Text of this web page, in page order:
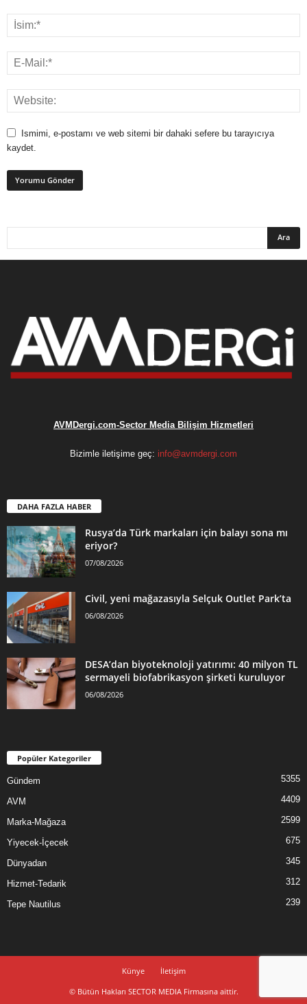
Ismimi, e-postamı ve web sitemi bir dahaki sefere bu tarayıcıya
kaydet.
AVMDergi.com-Sector Media Bilişim Hizmetleri
Bizimle iletişime geç: info@avmdergi.com
DAHA FAZLA HABER
Rusya’da Türk markaları için balayı sona mı
eriyor?
07/08/2026
Civil, yeni mağazasıyla Selçuk Outlet Park’ta
06/08/2026
DESA’dan biyoteknoloji yatırımı: 40 milyon TL
sermayeli biofabrikasyon şirketi kuruluyor
06/08/2026
Popüler Kategoriler
Gündem 5355
AVM 4409
Marka-Mağaza 2599
Yiyecek-İçecek 675
Dünyadan 345
Hizmet-Tedarik 312
Tepe Nautilus 239
Künye
İletişim
© Bütün Hakları SECTOR MEDIA Firmasına aittir.